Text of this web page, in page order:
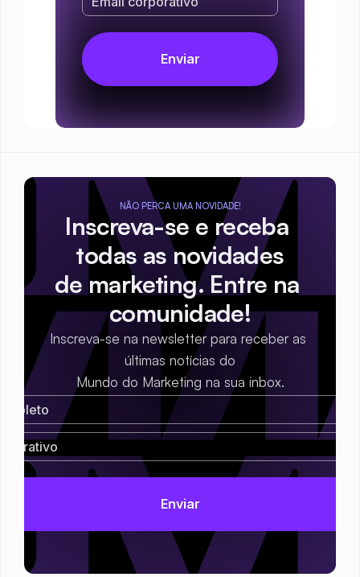
NÃO PERCA UMA NOVIDADE!
Inscreva-se e receba
todas as novidades
de marketing. Entre na
comunidade!
Inscreva-se na newsletter para receber as
últimas notícias do
Mundo do Marketing na sua inbox.